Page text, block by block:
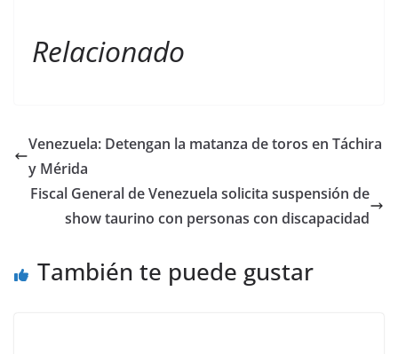
Relacionado
Venezuela: Detengan la matanza de toros en Táchira
y Mérida
Fiscal General de Venezuela solicita suspensión de
show taurino con personas con discapacidad
También te puede gustar